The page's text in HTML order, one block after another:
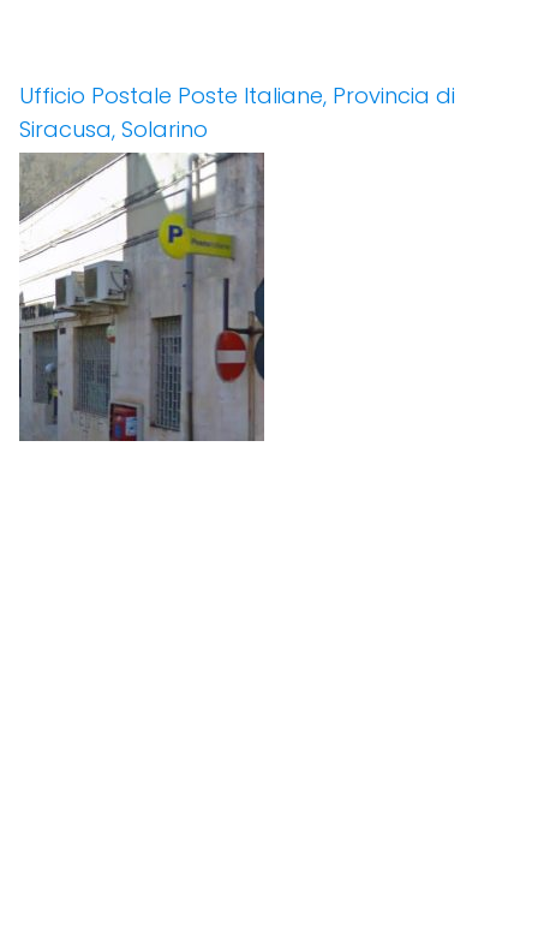
Ufficio Postale Poste Italiane, Provincia di
Siracusa, Solarino